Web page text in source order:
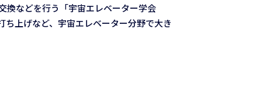
換などを行う「宇宙エレベーター学会
ち上げなど、宇宙エレベーター分野で大き